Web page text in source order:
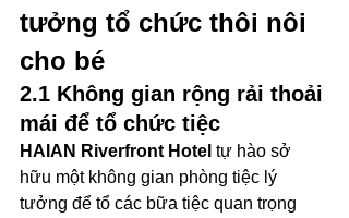
tưởng tổ chức thôi nôi
cho bé
2.1 Không gian rộng rải thoải
mái để tổ chức tiệc
HAIAN Riverfront Hotel tự hào sở
hữu một không gian phòng tiệc lý
tưởng để tổ các bữa tiệc quan trọng